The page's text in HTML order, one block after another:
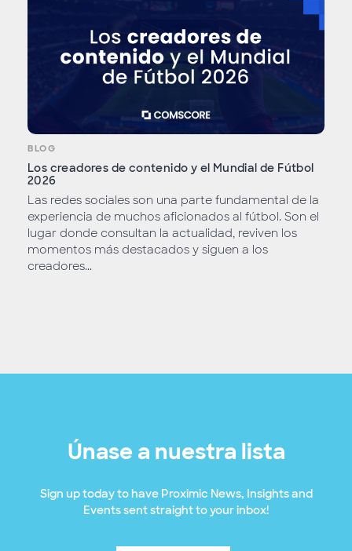
BLOG
Los creadores de contenido y el Mundial de Fútbol
2026
Las redes sociales son una parte fundamental de la
experiencia de muchos aficionados al fútbol. Son el
lugar donde consultan la actualidad, reviven los
momentos más destacados y siguen a los
creadores...
Únase a nuestra lista
Sign up today to have Proximic News, Insights and
Events sent straight to your inbox!